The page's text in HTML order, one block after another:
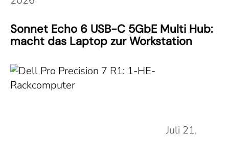
Sonnet Echo 6 USB-C 5GbE Multi Hub:
macht das Laptop zur Workstation
Juli 21,